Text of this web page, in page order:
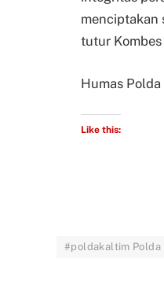
menciptakan
tutur
Humas
Like this:
#poldakaltim Polda